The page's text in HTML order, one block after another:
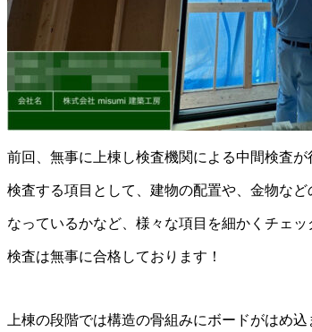
前回、無事に上棟し検査機関による中間検査が
検査する項目として、建物の配置や、金物な
なっているかなど、様々な項目を細かくチェッ
検査は無事に合格しております！
上棟の段階では構造の骨組みにボードがはめ